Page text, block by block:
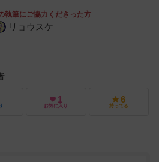
執筆にご協力くださった方
リョウスケ
1
お気に入り
6
持ってる